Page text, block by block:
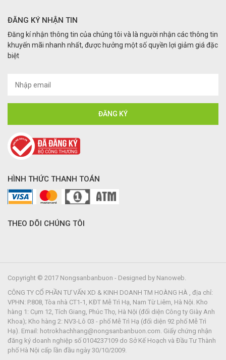
ĐĂNG KÝ NHẬN TIN
Đăng kí nhận thông tin của chúng tôi và là người nhận các thông tin
khuyến mãi nhanh nhất, được hưởng một số quyền lợi giảm giá đặc
biệt
HÌNH THỨC THANH TOÁN
THEO DÕI CHÚNG TÔI
Copyright © 2017 Nongsanbanbuon - Designed by Nanoweb.
CÔNG TY CỔ PHẦN TƯ VẤN XD & KINH DOANH TM HOÀNG HÀ , địa chỉ:
VPHN: P.808, Tòa nhà CT1-1, KĐT Mễ Trì Hạ, Nam Từ Liêm, Hà Nội. Kho
hàng 1: Cụm 12, Tích Giang, Phúc Thọ, Hà Nội (đối diện Công ty Giày Anh
Khoa); Kho hàng 2: NV3-Lô 03 - phố Mễ Trì Hạ (đối diện 92 phố Mễ Trì
Hạ). Email: hotrokhachhang@nongsanbanbuon.com. Giấy chứng nhận
đăng ký doanh nghiệp số 0104237109 do Sở Kế Hoạch và Đầu Tư Thành
phố Hà Nội cấp lần đầu ngày 30/10/2009.